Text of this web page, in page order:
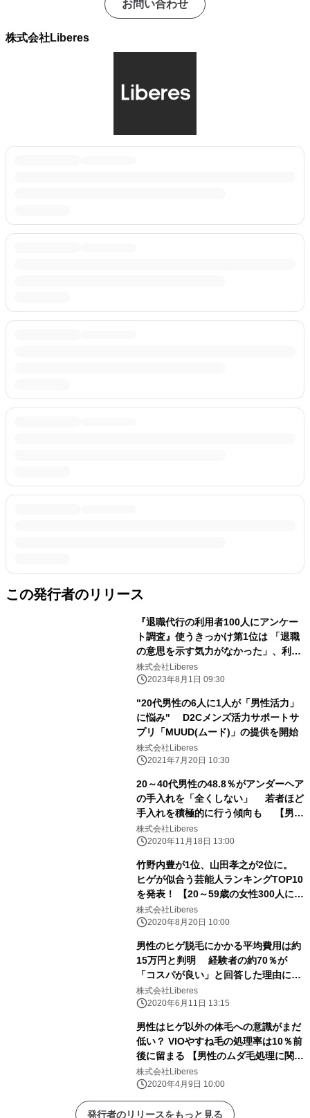
お問い合わせ
株式会社Liberes
この発行者のリリース
『退職代行の利用者100人にアンケー
ト調査』使うきっかけ第1位は 「退職
の意思を示す気力がなかった」、利用
者の6割が満足と回答
株式会社Liberes
2023年8月1日 09:30
"20代男性の6人に1人が「男性活力」
に悩み" D2Cメンズ活力サポートサ
プリ「MUUD(ムード)」の提供を開始
株式会社Liberes
2021年7月20日 10:30
20～40代男性の48.8％がアンダーヘア
の手入れを「全くしない」 若者ほど
手入れを積極的に行う傾向も 【男性
のVIO処理に関するアンケート調査】
株式会社Liberes
2020年11月18日 13:00
竹野内豊が1位、山田孝之が2位に。
ヒゲが似合う芸能人ランキングTOP10
を発表！ 【20～59歳の女性300人にア
ンケート調査】
株式会社Liberes
2020年8月20日 10:00
男性のヒゲ脱毛にかかる平均費用は約
15万円と判明 経験者の約70％が
「コスパが良い」と回答した理由に迫
る 【ヒゲ脱毛のコスパに関するアンケ
ート調査】
株式会社Liberes
2020年6月11日 13:15
男性はヒゲ以外の体毛への意識がまだ
低い？ VIOやすね毛の処理率は10％前
後に留まる 【男性のムダ毛処理に関す
る調査】
株式会社Liberes
2020年4月9日 10:00
発行者のリリースをもっと見る